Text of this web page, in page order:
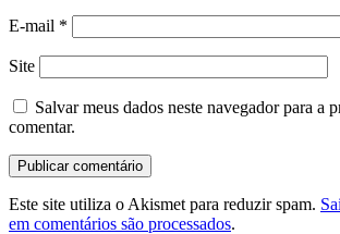
E-mail *
Site
Salvar meus dados neste navegador para a
comentar.
Este site utiliza o Akismet para reduzir spam.
em comentários são processados.